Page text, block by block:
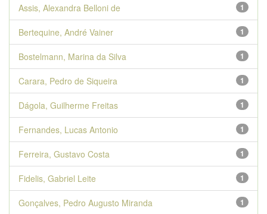
1
Assis, Alexandra Belloni de
1
Bertequine, André Vainer
1
Bostelmann, Marina da Silva
1
Carara, Pedro de Siqueira
1
Dágola, Guilherme Freitas
1
Fernandes, Lucas Antonio
1
Ferreira, Gustavo Costa
1
Fidelis, Gabriel Leite
1
Gonçalves, Pedro Augusto Miranda